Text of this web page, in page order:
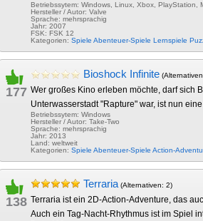
Betriebssytem: Windows, Linux, Xbox, PlayStation,
Hersteller / Autor: Valve
Sprache: mehrsprachig
Jahr: 2007
FSK: FSK 12
Kategorien: Spiele Abenteuer-Spiele Lernspiele
177
Bioshock Infinite
Wer großes Kino erleben möchte, darf sich
Unterwasserstadt "Rapture" war, ist nun
Betriebssytem: Windows
Hersteller / Autor: Take-Two
Sprache: mehrsprachig
Jahr: 2013
Land: weltweit
Kategorien: Spiele Abenteuer-Spiele Action-
138
Terraria (Alternativen: 2)
Terraria ist ein 2D-Action-Adventure, das
Auch ein Tag-Nacht-Rhythmus ist im Spiel